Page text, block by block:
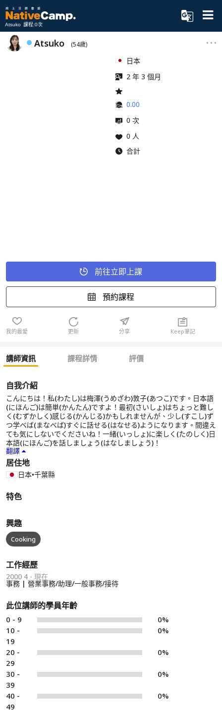
Atsuko 課程:0次
Atsuko (54歲)
日本
2 年 3 個月
0.00
0 次
0 人
合計
前往立即上課
預約課程
我的最愛 更新 分享 Keep筆記
講師資訊 課程詳情 評價
自我介紹
こんにちは！私(わたし)は梅澤(うめざわ)敦子(あつこ)です。日本語
(にほんご)は簡単(かんたん)ですよ！最初(さいしょ)はちょっと難し
く(むずかしく)感じる(かんじる)かもしれませんが、少し(すこし)ず
つ学べば(まなべば)すぐに話せる(はなせる)ようになります。間違え
ても気にしないでくださいね！一緒(いっしょ)に楽しく(たのしく)日
本語(にほんご)を話しましょう(はなしましょう)！
翻譯
居住地
日本•千葉縣
特色
興趣
Cooking
工作經歷
2000 4 - 現在
事務 | 營業事務/助理/一般事務/接待
此位講師的學員年齡
0 - 9
0%
10 -
19
0%
20 -
29
0%
30 -
39
0%
40 -
49
0%